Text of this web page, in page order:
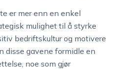
er mer enn en enkel
mulighet til å styrke
bedriftskultur og motivere
disse gavene formidle en
noe som gjør